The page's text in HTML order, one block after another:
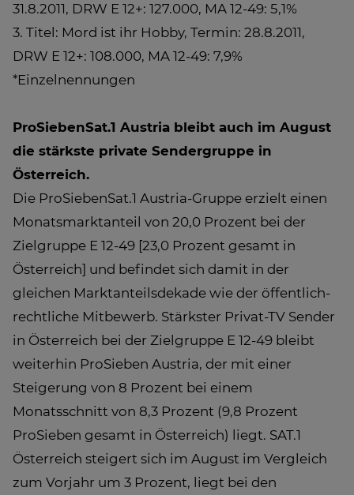
31.8.2011, DRW E 12+: 127.000, MA 12-49: 5,1%
3. Titel: Mord ist ihr Hobby, Termin: 28.8.2011,
DRW E 12+: 108.000, MA 12-49: 7,9%
*Einzelnennungen
ProSiebenSat.1 Austria bleibt auch im August
die stärkste private Sendergruppe in
Österreich.
Die ProSiebenSat.1 Austria-Gruppe erzielt einen
Monatsmarktanteil von 20,0 Prozent bei der
Zielgruppe E 12-49 [23,0 Prozent gesamt in
Österreich] und befindet sich damit in der
gleichen Marktanteilsdekade wie der öffentlich-
rechtliche Mitbewerb. Stärkster Privat-TV Sender
in Österreich bei der Zielgruppe E 12-49 bleibt
weiterhin ProSieben Austria, der mit einer
Steigerung von 8 Prozent bei einem
Monatsschnitt von 8,3 Prozent (9,8 Prozent
ProSieben gesamt in Österreich) liegt. SAT.1
Österreich steigert sich im August im Vergleich
zum Vorjahr um 3 Prozent, liegt bei den